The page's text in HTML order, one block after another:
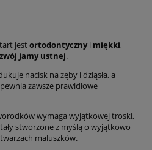
jestortodontycznyi miękki,
jamy ustnej.
nacisk na zęby i dziąsła, a
zawsze prawidłowe
wymaga wyjątkowej troski,
stworzone z myślą o wyjątkowo
maluszków.